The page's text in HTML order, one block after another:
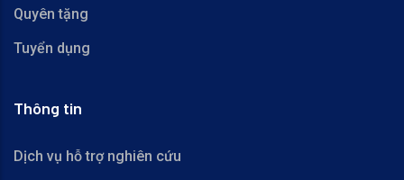
Quyên tặng
Tuyển dụng
Thông tin
Dịch vụ hỗ trợ nghiên cứu